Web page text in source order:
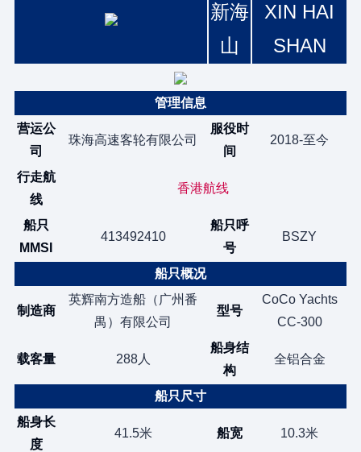
新海
山
XIN HAI
SHAN
管理信息
营运公
司
珠海高速客轮有限公司
服役时
间
2018-至今
行走航
线
香港航线
船只
MMSI
413492410
船只呼
号
BSZY
船只概况
制造商
英辉南方造船（广州番
禺）有限公司
型号
CoCo Yachts
CC-300
载客量 288人
船身结
构
全铝合金
船只尺寸
船身长
度
41.5米 船宽 10.3米